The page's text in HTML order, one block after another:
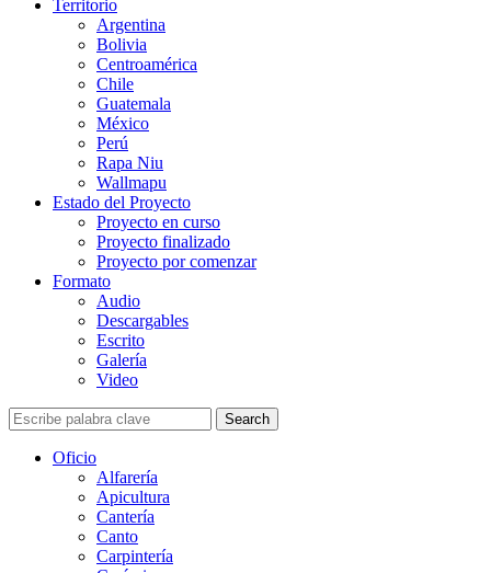
Territorio
Argentina
Bolivia
Centroamérica
Chile
Guatemala
México
Perú
Rapa Niu
Wallmapu
Estado del Proyecto
Proyecto en curso
Proyecto finalizado
Proyecto por comenzar
Formato
Audio
Descargables
Escrito
Galería
Video
Search
Oficio
Alfarería
Apicultura
Cantería
Canto
Carpintería